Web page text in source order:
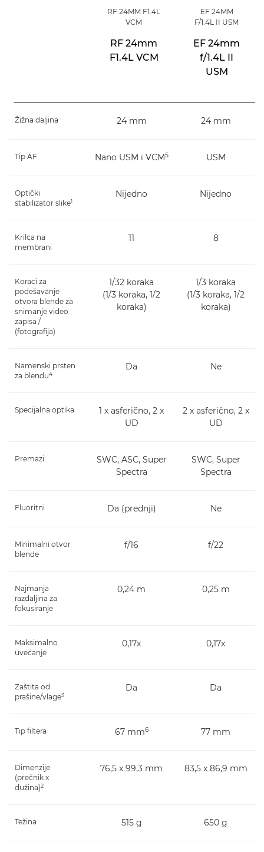
RF 24MM F1.4L
VCM
RF 24mm
F1.4L VCM
EF 24MM
F/1.4L II USM
EF 24mm
f/1.4L II
USM
Žižna daljina 24 mm 24 mm
Tip AF Nano USM i VCM5 USM
Optički
stabilizator slike1
Nijedno Nijedno
Krilca na
membrani
11 8
Koraci za
podešavanje
otvora blende za
snimanje video
zapisa /
(fotografija)
1/32 koraka
(1/3 koraka, 1/2
koraka)
1/3 koraka
(1/3 koraka, 1/2
koraka)
Namenski prsten
za blendu4
Da Ne
Specijalna optika
1 x asferično, 2 x
UD
2 x asferično, 2 x
UD
Premazi
SWC, ASC, Super
Spectra
SWC, Super
Spectra
Fluoritni Da (prednji) Ne
Minimalni otvor
blende
f/16 f/22
Najmanja
razdaljina za
fokusiranje
0,24 m 0,25 m
Maksimalno
uvećanje
0,17x 0,17x
Zaštita od
prašine/vlage3
Da Da
Tip filtera 67 mm6 77 mm
Dimenzije
(prečnik x
dužina)2
76,5 x 99,3 mm 83,5 x 86,9 mm
Težina 515 g 650 g